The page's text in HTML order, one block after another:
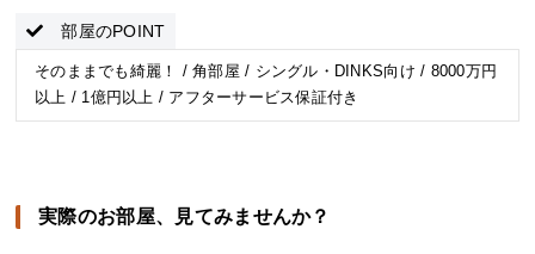
部屋のPOINT
そのままでも綺麗！ / 角部屋 / シングル・DINKS向け / 8000万円
以上 / 1億円以上 / アフターサービス保証付き
実際のお部屋、見てみませんか？